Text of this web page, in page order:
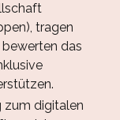
tragen
das
zum digitalen